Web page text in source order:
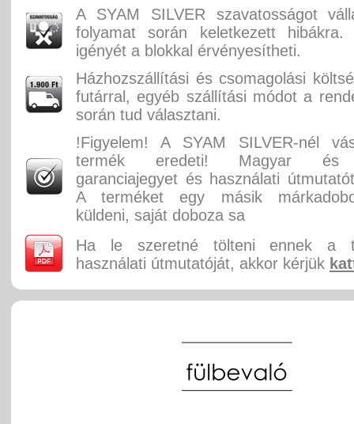
A SYAM SILVER szavatosságot
folyamat során keletkezett hibákra.
igényét a blokkal érvényesítheti.
Házhozszállítási és csomagolási
futárral, egyéb szállítási módot a
során tud választani.
!Figyelem! A SYAM SILVER-nél
termék eredeti! Magyar és
garanciajegyet és használati
A terméket egy másik
küldeni, saját doboza sa
Ha le szeretné tölteni ennek a
használati útmutatóját, akkor kérjük